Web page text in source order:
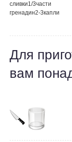
сливки1/3части
гренадин2-3капли
Для
вам